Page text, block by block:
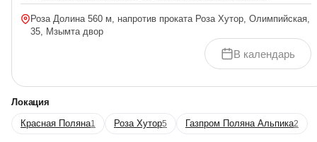
бесплатное, подойдет для любителей любого уровня.
Возраст 18+ Тренировки проходят по средам с 18:10 до 19:10
Личные вещи на время [&hellip;]
Роза Долина 560 м, напротив проката Роза Хутор, Олимпийская,
35, Мзымта двор
В календарь
Локация
Красная Поляна1 Роза Хутор5 Газпром Поляна Альпика2